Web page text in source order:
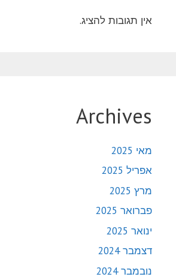
Archives
מאי 2025
אפריל 2025
מרץ 2025
פברואר 2025
ינואר 2025
דצמבר 2024
נובמבר 2024
אין תגובות להציג.